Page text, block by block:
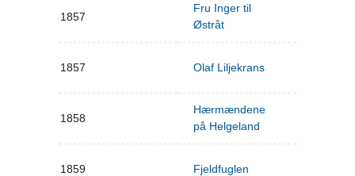
1857
Fru Inger til
Østråt
1857 Olaf Liljekrans
1858
Hærmændene
på Helgeland
1859 Fjeldfuglen